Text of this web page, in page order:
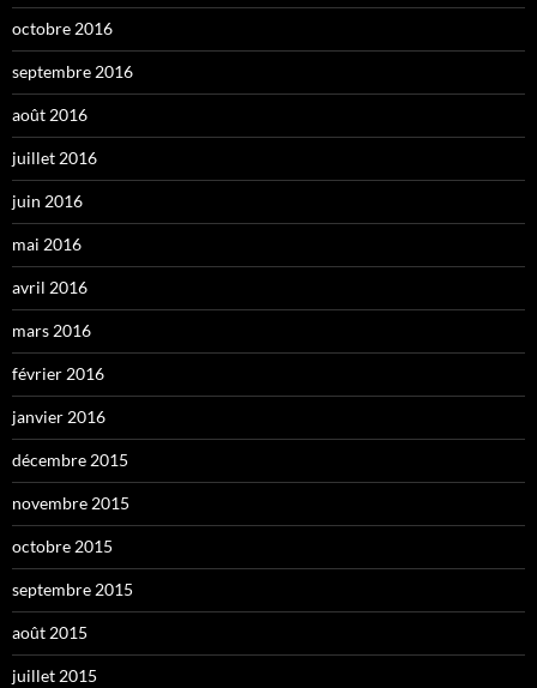
octobre 2016
septembre 2016
août 2016
juillet 2016
juin 2016
mai 2016
avril 2016
mars 2016
février 2016
janvier 2016
décembre 2015
novembre 2015
octobre 2015
septembre 2015
août 2015
juillet 2015